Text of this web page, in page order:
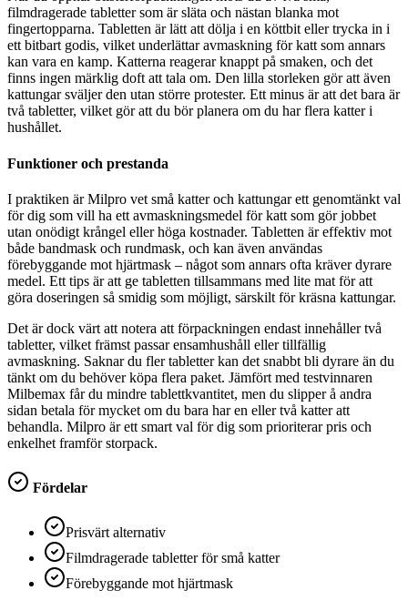
filmdragerade tabletter som är släta och nästan blanka mot
fingertopparna. Tabletten är lätt att dölja i en köttbit eller trycka in i
ett bitbart godis, vilket underlättar avmaskning för katt som annars
kan vara en kamp. Katterna reagerar knappt på smaken, och det
finns ingen märklig doft att tala om. Den lilla storleken gör att även
kattungar sväljer den utan större protester. Ett minus är att det bara är
två tabletter, vilket gör att du bör planera om du har flera katter i
hushållet.
Funktioner och prestanda
I praktiken är Milpro vet små katter och kattungar ett genomtänkt val
för dig som vill ha ett avmaskningsmedel för katt som gör jobbet
utan onödigt krångel eller höga kostnader. Tabletten är effektiv mot
både bandmask och rundmask, och kan även användas
förebyggande mot hjärtmask – något som annars ofta kräver dyrare
medel. Ett tips är att ge tabletten tillsammans med lite mat för att
göra doseringen så smidig som möjligt, särskilt för kräsna kattungar.
Det är dock värt att notera att förpackningen endast innehåller två
tabletter, vilket främst passar ensamhushåll eller tillfällig
avmaskning. Saknar du fler tabletter kan det snabbt bli dyrare än du
tänkt om du behöver köpa flera paket. Jämfört med testvinnaren
Milbemax får du mindre tablettkvantitet, men du slipper å andra
sidan betala för mycket om du bara har en eller två katter att
behandla. Milpro är ett smart val för dig som prioriterar pris och
enkelhet framför storpack.
Fördelar
Prisvärt alternativ
Filmdragerade tabletter för små katter
Förebyggande mot hjärtmask